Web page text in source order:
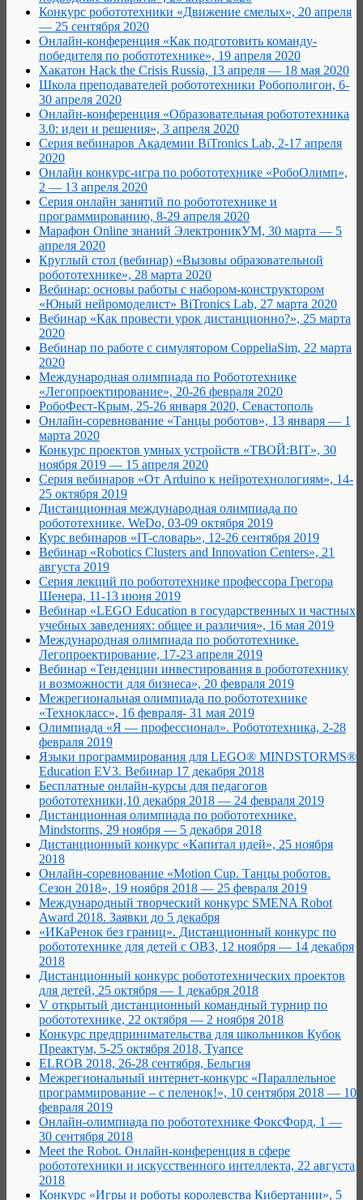
Конкурс робототехники «Движение смелых», 20 апреля
— 25 сентября 2020
Онлайн-конференция «Как подготовить команду-
победителя по робототехнике», 19 апреля 2020
Хакатон Hack the Crisis Russia, 13 апреля — 18 мая 2020
Школа преподавателей робототехники Робополигон, 6-
30 апреля 2020
Онлайн-конференция «Образовательная робототехника
3.0: идеи и решения», 3 апреля 2020
Серия вебинаров Академии BiTronics Lab, 2-17 апреля
2020
Онлайн конкурс-игра по робототехнике «РобоОлимп»,
2 — 13 апреля 2020
Серия онлайн занятий по робототехнике и
программированию, 8-29 апреля 2020
Марафон Online знаний ЭлектроникУМ, 30 марта — 5
апреля 2020
Круглый стол (вебинар) «Вызовы образовательной
робототехнике», 28 марта 2020
Вебинар: основы работы с набором-конструктором
«Юный нейромоделист» BiTronics Lab, 27 марта 2020
Вебинар «Как провести урок дистанционно?», 25 марта
2020
Вебинар по работе с симулятором CoppeliaSim, 22 марта
2020
Международная олимпиада по Робототехнике
«Легопроектирование», 20-26 февраля 2020
РобоФест-Крым, 25-26 января 2020, Севастополь
Онлайн-соревнование «Танцы роботов», 13 января — 1
марта 2020
Конкурс проектов умных устройств «ТВОЙ:BIT», 30
ноября 2019 — 15 апреля 2020
Серия вебинаров «От Arduino к нейротехнологиям», 14-
25 октября 2019
Дистанционная международная олимпиада по
робототехнике. WeDo, 03-09 октября 2019
Курс вебинаров «IT-словарь», 12-26 сентября 2019
Вебинар «Robotics Clusters and Innovation Centers», 21
августа 2019
Серия лекций по робототехнике профессора Грегора
Шенера, 11-13 июня 2019
Вебинар «LEGO Education в государственных и частных
учебных заведениях: общее и различия», 16 мая 2019
Международная олимпиада по робототехнике.
Легопроектирование, 17-23 апреля 2019
Вебинар «Тенденции инвестирования в робототехнику
и возможности для бизнеса», 20 февраля 2019
Межрегиональная олимпиада по робототехнике
«Технокласс», 16 февраля- 31 мая 2019
Олимпиада «Я — профессионал». Робототехника, 2-28
февраля 2019
Языки программирования для LEGO® MINDSTORMS®
Education EV3. Вебинар 17 декабря 2018
Бесплатные онлайн-курсы для педагогов
робототехники,10 декабря 2018 — 24 февраля 2019
Дистанционная олимпиада по робототехнике.
Mindstorms, 29 ноября — 5 декабря 2018
Дистанционный конкурс «Капитал идей», 25 ноября
2018
Онлайн-соревнование «Motion Cup. Танцы роботов.
Сезон 2018», 19 ноября 2018 — 25 февраля 2019
Международный творческий конкурс SMENA Robot
Award 2018. Заявки до 5 декабря
«ИКаРенок без границ». Дистанционный конкурс по
робототехнике для детей с ОВЗ, 12 ноября — 14 декабря
2018
Дистанционный конкурс робототехнических проектов
для детей, 25 октября — 1 декабря 2018
V открытый дистанционный командный турнир по
робототехнике, 22 октября — 2 ноября 2018
Конкурс предпринимательства для школьников Кубок
Преактум, 5-25 октября 2018, Туапсе
ELROB 2018, 26-28 сентября, Бельгия
Межрегиональный интернет-конкурс «Параллельное
программирование – с пеленок!», 10 сентября 2018 — 10
февраля 2019
Онлайн-олимпиада по робототехнике ФоксФорд, 1 —
30 сентября 2018
Meet the Robot. Онлайн-конференция в сфере
робототехники и искусственного интеллекта, 22 августа
2018
Конкурс «Игры и роботы королевства Кибертании», 5